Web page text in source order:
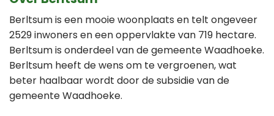
Berltsum is een mooie woonplaats en telt ongeveer
2529 inwoners en een oppervlakte van 719 hectare.
Berltsum is onderdeel van de gemeente Waadhoeke.
Berltsum heeft de wens om te vergroenen, wat
beter haalbaar wordt door de subsidie van de
gemeente Waadhoeke.